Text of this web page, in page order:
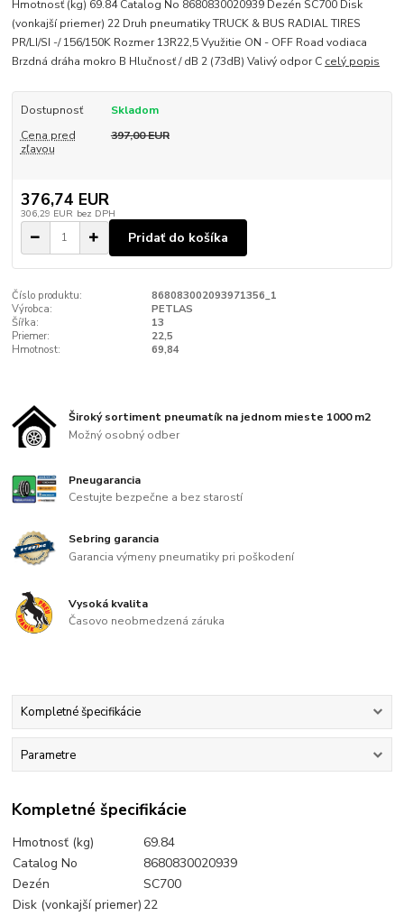
Hmotnosť (kg) 69.84 Catalog No 8680830020939 Dezén SC700 Disk
(vonkajší priemer) 22 Druh pneumatiky TRUCK & BUS RADIAL TIRES
PR/LI/SI -/ 156/150K Rozmer 13R22,5 Využitie ON - OFF Road vodiaca
Brzdná dráha mokro B Hlučnosť / dB 2 (73dB) Valivý odpor C celý popis
Dostupnosť
Skladom
Cena pred
zľavou
397,00 EUR
376,74 EUR
306,29 EUR bez DPH
Pridať do košíka
Číslo produktu:
868083002093971356_1
Výrobca:
PETLAS
Šířka:
13
Priemer:
22,5
Hmotnost:
69,84
Široký sortiment pneumatík na jednom mieste 1000 m2
Možný osobný odber
Pneugarancia
Cestujte bezpečne a bez starostí
Sebring garancia
Garancia výmeny pneumatiky pri poškodení
Vysoká kvalita
Časovo neobmedzená záruka
Kompletné špecifikácie
Parametre
Kompletné špecifikácie
Hmotnosť (kg)
69.84
Catalog No
8680830020939
Dezén
SC700
Disk (vonkajší priemer) 22